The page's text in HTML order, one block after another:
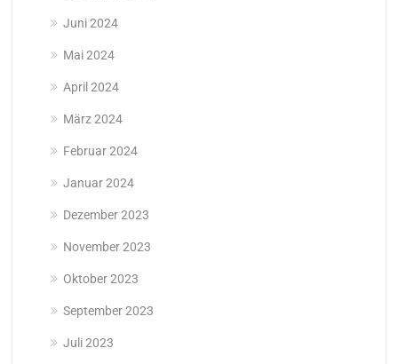
Juni 2024
Mai 2024
April 2024
März 2024
Februar 2024
Januar 2024
Dezember 2023
November 2023
Oktober 2023
September 2023
Juli 2023